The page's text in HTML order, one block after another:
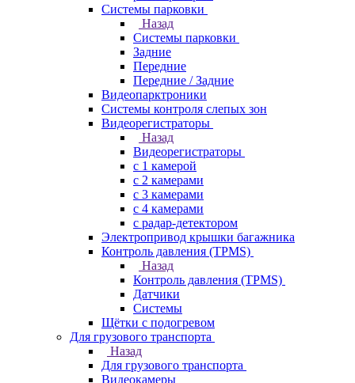
Системы парковки
Назад
Системы парковки
Задние
Передние
Передние / Задние
Видеопарктроники
Системы контроля слепых зон
Видеорегистраторы
Назад
Видеорегистраторы
с 1 камерой
с 2 камерами
с 3 камерами
с 4 камерами
с радар-детектором
Электропривод крышки багажника
Контроль давления (TPMS)
Назад
Контроль давления (TPMS)
Датчики
Системы
Щётки с подогревом
Для грузового транспорта
Назад
Для грузового транспорта
Видеокамеры